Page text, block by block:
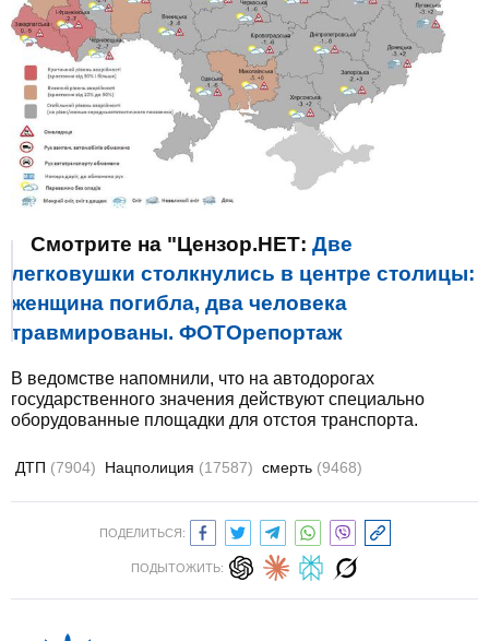
Смотрите на "Цензор.НЕТ: Две
легковушки столкнулись в центре столицы:
женщина погибла, два человека
травмированы. ФОТОрепортаж
В ведомстве напомнили, что на автодорогах
государственного значения действуют специально
оборудованные площадки для отстоя транспорта.
ДТП (7904) Нацполиция (17587) смерть (9468)
ПОДЕЛИТЬСЯ:
ПОДЫТОЖИТЬ: